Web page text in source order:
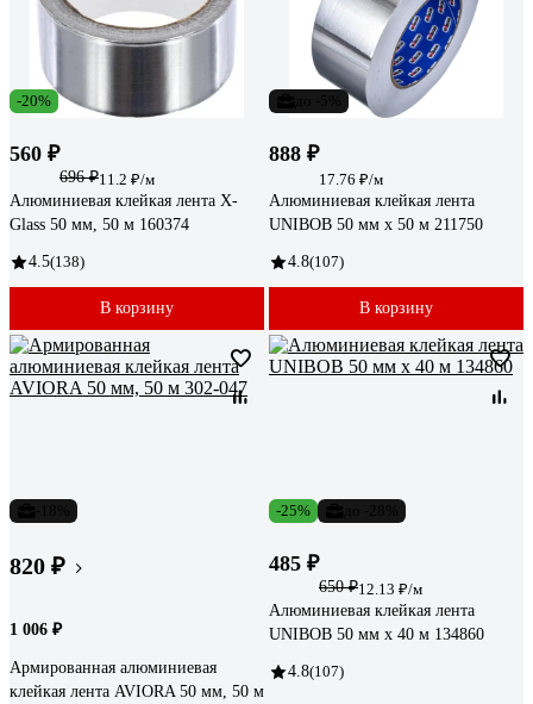
-20%
560 ₽
696 ₽11.2 ₽/м
Алюминиевая клейкая лента X-
Glass 50 мм, 50 м 160374
4.5(138)
В корзину
888 ₽
17.76 ₽/м
Алюминиевая клейкая лента
UNIBOB 50 мм х 50 м 211750
4.8(107)
В корзину
820 ₽
1 006 ₽
Армированная алюминиевая
клейкая лента AVIORA 50 мм, 50 м
-25%
485 ₽
650 ₽12.13 ₽/м
Алюминиевая клейкая лента
UNIBOB 50 мм х 40 м 134860
4.8(107)